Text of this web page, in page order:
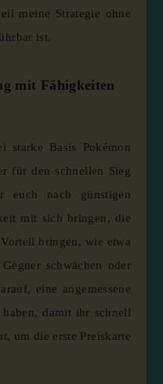
meine Strategie ohne
ist.
mit Fähigkeiten
starke Basis Pokémon
für den schnellen Sieg
euch nach günstigen
mit sich bringen, die
bringen, wie etwa
schwächen oder
eine angemessene
damit ihr schnell
um die erste Preiskarte